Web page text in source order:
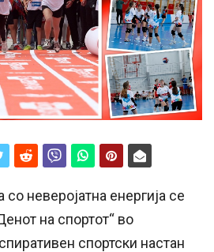
неверојатна енергија се
на спортот“ во
спортски настан